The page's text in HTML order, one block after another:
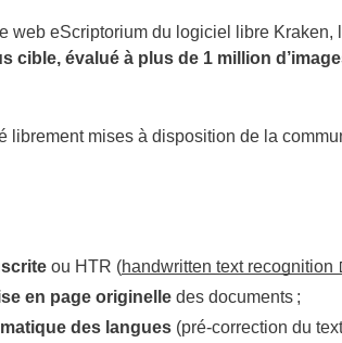
web eScriptorium du logiciel libre Kraken,
évalué à plus de 1 million
librement mises à disposition de la
ou HTR (handwritten text recognition
en page originelle des documents ;
des langues (pré-correction du